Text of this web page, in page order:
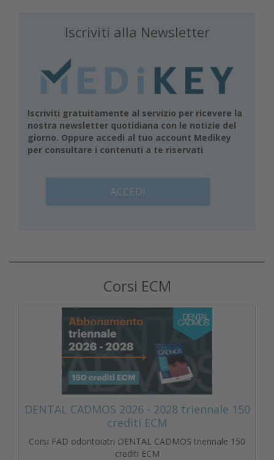
Iscriviti alla Newsletter
Iscriviti gratuitamente al servizio per ricevere la
nostra newsletter quotidiana con le notizie del
giorno. Oppure accedi al tuo account Medikey
per consultare i contenuti a te riservati
ACCEDI
Corsi ECM
DENTAL CADMOS 2026 - 2028 triennale 150
crediti ECM
Corsi FAD odontoiatri DENTAL CADMOS triennale 150
crediti ECM